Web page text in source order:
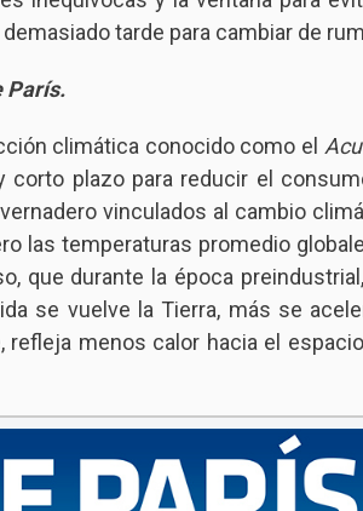
tarde para cambiar de
París.
climática conocido como el
plazo para reducir el
vinculados al cambio
las temperaturas promedio
que durante la época
se vuelve la Tierra, más se
refleja menos calor hacia el